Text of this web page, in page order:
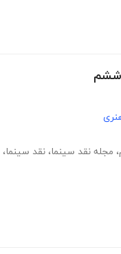
ششم
، مجله نقد سینما، نقد سینما،